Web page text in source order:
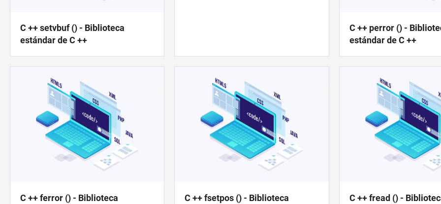
C ++ setvbuf () - Biblioteca
estándar de C ++
C ++ perror () -
estándar de C ++
C ++ ferror () - Biblioteca
C ++ fsetpos () - Biblioteca
C ++ fread () -